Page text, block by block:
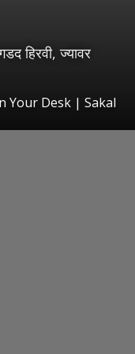
हिरवी, ज्यावर
Your Desk | Sakal